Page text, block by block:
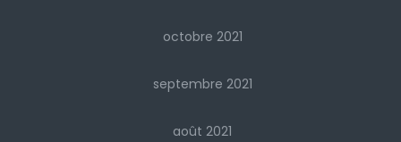
octobre 2021
septembre 2021
août 2021